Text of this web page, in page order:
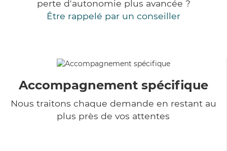
perte d'autonomie plus avancée ?
Être rappelé par un conseiller
Accompagnement spécifique
Nous traitons chaque demande en restant au
plus près de vos attentes